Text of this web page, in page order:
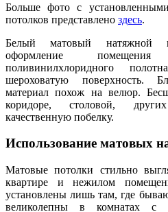
Больше фото с
потолков представлено здесь.
Белый матовый натяжной
оформление
поливинилхлоридного
шероховатую поверхность.
материал похож на велюр.
коридоре, столовой,
качественную побелку.
Использование матовых
Матовые потолки стильно
квартире и нежилом
установлены лишь там, где
великолепны в комнатах с